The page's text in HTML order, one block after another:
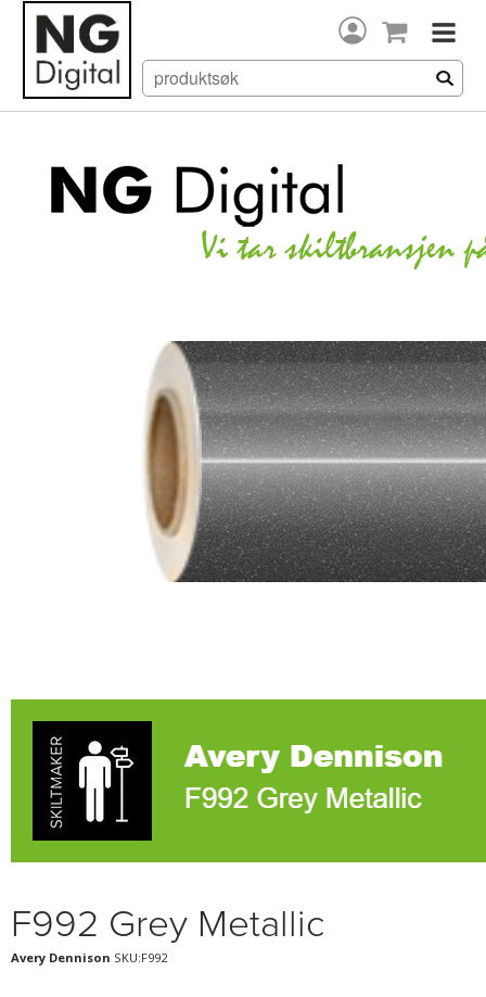
F992 Grey Metallic
Avery Dennison SKU:F992